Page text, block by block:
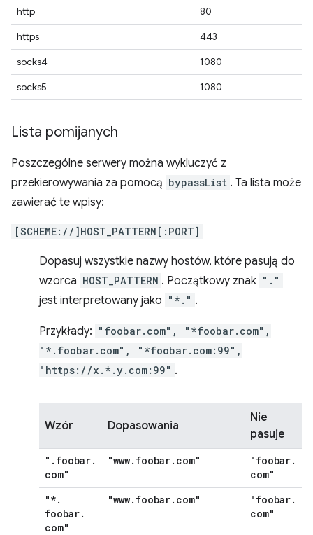
http
80
https
443
socks4
1080
socks5
1080
Lista pomijanych
Poszczególne serwery można wykluczyć z
przekierowywania za pomocą bypassList . Ta lista może
zawierać te wpisy:
[SCHEME://]HOST_PATTERN[:PORT]
Dopasuj wszystkie nazwy hostów, które pasują do
wzorca HOST_PATTERN . Początkowy znak "."
jest interpretowany jako "*." .
Przykłady: "foobar.com", "*foobar.com",
"*.foobar.com", "*foobar.com:99",
"https://x.*.y.com:99" .
Wzór Dopasowania
Nie
pasuje
" . foobar.
com"
"www. foobar. com" "foobar.
com"
"*.
foobar.
com"
"www. foobar. com" "foobar.
com"